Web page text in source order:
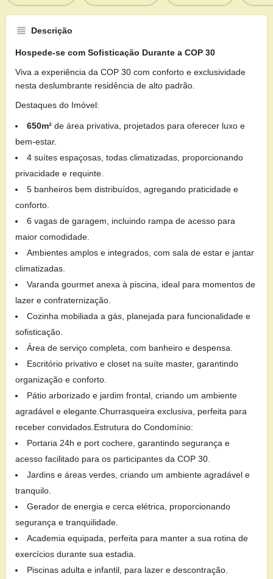
Descrição
Hospede-se com Sofisticação Durante a COP 30
Viva a experiência da COP 30 com conforto e exclusividade
nesta deslumbrante residência de alto padrão.
Destaques do Imóvel:
650m² de área privativa, projetados para oferecer luxo e
bem-estar.
4 suítes espaçosas, todas climatizadas, proporcionando
privacidade e requinte.
5 banheiros bem distribuídos, agregando praticidade e
conforto.
6 vagas de garagem, incluindo rampa de acesso para
maior comodidade.
Ambientes amplos e integrados, com sala de estar e jantar
climatizadas.
Varanda gourmet anexa à piscina, ideal para momentos de
lazer e confraternização.
Cozinha mobiliada a gás, planejada para funcionalidade e
sofisticação.
Área de serviço completa, com banheiro e despensa.
Escritório privativo e closet na suíte master, garantindo
organização e conforto.
Pátio arborizado e jardim frontal, criando um ambiente
agradável e elegante.Churrasqueira exclusiva, perfeita para
receber convidados.Estrutura do Condomínio:
Portaria 24h e port cochere, garantindo segurança e
acesso facilitado para os participantes da COP 30.
Jardins e áreas verdes, criando um ambiente agradável e
tranquilo.
Gerador de energia e cerca elétrica, proporcionando
segurança e tranquilidade.
Academia equipada, perfeita para manter a sua rotina de
exercícios durante sua estadia.
Piscinas adulta e infantil, para lazer e descontração.